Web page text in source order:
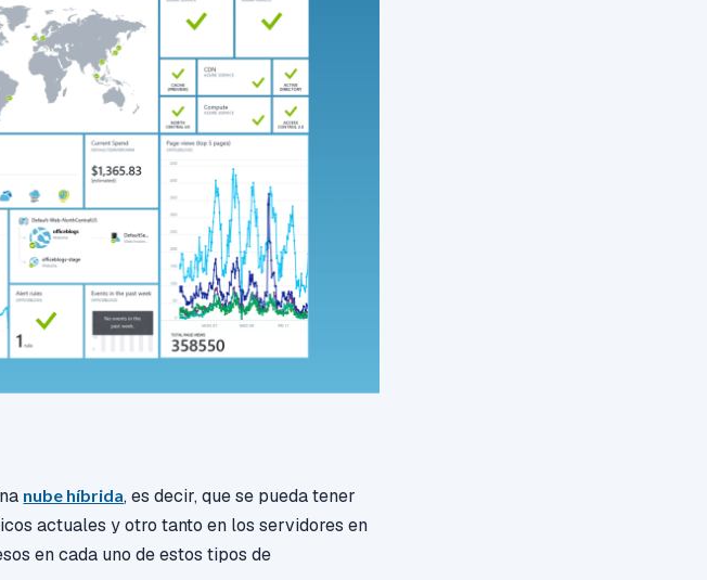
nube híbrida, es decir, que se pueda tener
actuales y otro tanto en los servidores en
en cada uno de estos tipos de